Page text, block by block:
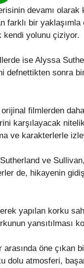
devamı olarak
farklı bir
kendi yolunu çiziyor.
ise Alyssa
defnettikten sonra
filmlerden
karşılayacak
ve karakterlerle
ve
de, hikayenin
yapılan korku
yansıtılması
öne çıkan
atmosferi,